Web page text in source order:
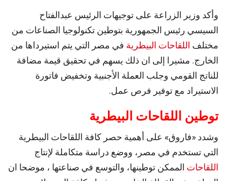
وأكد وزير الزراعة على توجيهات الرئيس عبدالفتاح
السيسي رئيس الجمهورية بتوطين تكنولوجيا الصناعات من
مختلف اللقاحات البيطرية في مصر التي يتم استيرداها من
الخارج. مشيرا إلى ان ذلك يسهم في تحقيق قيمة مضافة
للناتج القومي وجلب العملة الأجنبية وتخفيض فاتورة
الاستيراد مع توفير فرص عمل.
توطين اللقاحات البيطرية
وشدد «فاروق» على أهمية حصر كافة اللقاحات البيطرية
التي تستخدم في مصر، ووضع دراسة متكاملة لإنتاج
اللقاحات الممكن توطينها، والتوسع في صناعتها ، موضحا ان